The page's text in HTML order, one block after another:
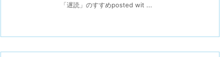
「遅読」のすすめposted wit ...